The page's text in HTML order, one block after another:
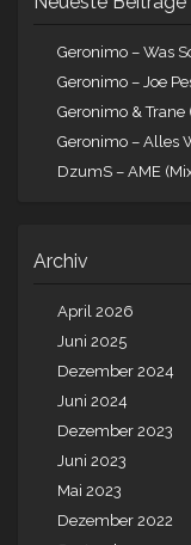
Geronimo – Was
Geronimo – Joe
Geronimo & Trane
Geronimo – Alles
DzumS – AME
Archiv
April 2026
Juni 2025
Dezember 2024
Juni 2024
Dezember 2023
Juni 2023
Mai 2023
Dezember 2022